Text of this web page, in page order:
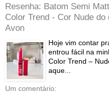
Resenha: Batom Semi
Color Trend - Cor Nude do
Avon
Hoje vim contar
entrou fácil na
Color Trend –
aque...
Um comentário: